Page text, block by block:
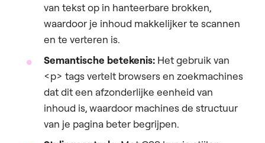
van tekst op in hanteerbare brokken,
waardoor je inhoud makkelijker te scannen
en te verteren is.
Semantische betekenis: Het gebruik van
<p> tags vertelt browsers en zoekmachines
dat dit een afzonderlijke eenheid van
inhoud is, waardoor machines de structuur
van je pagina beter begrijpen.